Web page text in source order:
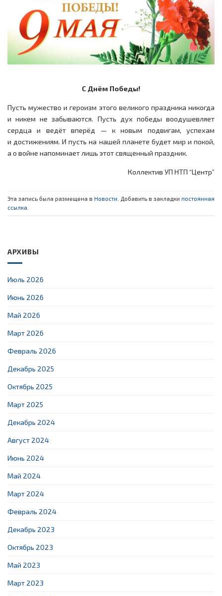
С Днём Победы!
Пусть мужество и героизм этого великого праздника никогда
и никем не забываются. Пусть дух победы воодушевляет
сердца и ведёт вперёд — к новым подвигам, успехам
и достижениям. И пусть на нашей планете будет мир и покой,
а о войне напоминает лишь этот священный праздник.
Коллектив УП НТП “Центр”
Эта запись была размещена в Новости . Добавить в закладки постоянная
ссылка
АРХИВЫ
Июль 2026
Июнь 2026
Май 2026
Март 2026
Февраль 2026
Декабрь 2025
Октябрь 2025
Март 2025
Декабрь 2024
Август 2024
Июнь 2024
Май 2024
Март 2024
Февраль 2024
Декабрь 2023
Октябрь 2023
Май 2023
Март 2023